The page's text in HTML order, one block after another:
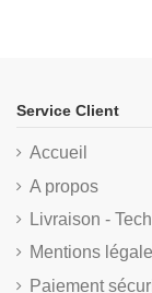
Service Client
Accueil
A propos
Livraison -
Mentions
Paiement